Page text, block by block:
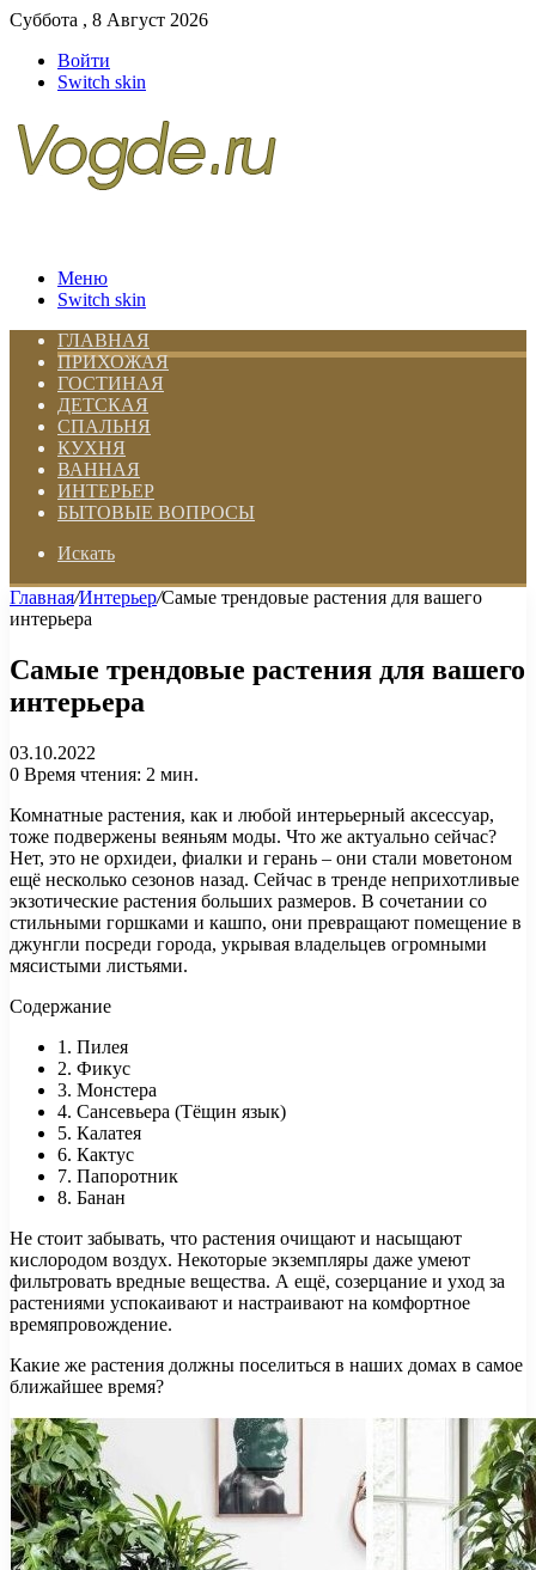
Суббота , 8 Август 2026
Войти
Switch skin
Меню
Switch skin
ГЛАВНАЯ
ПРИХОЖАЯ
ГОСТИНАЯ
ДЕТСКАЯ
СПАЛЬНЯ
КУХНЯ
ВАННАЯ
ИНТЕРЬЕР
БЫТОВЫЕ ВОПРОСЫ
Искать
Главная/Интерьер/Самые трендовые растения для вашего
интерьера
Самые трендовые растения для вашего
интерьера
03.10.2022
0 Время чтения: 2 мин.
Комнатные растения, как и любой интерьерный аксессуар,
тоже подвержены веяньям моды. Что же актуально сейчас?
Нет, это не орхидеи, фиалки и герань – они стали моветоном
ещё несколько сезонов назад. Сейчас в тренде неприхотливые
экзотические растения больших размеров. В сочетании со
стильными горшками и кашпо, они превращают помещение в
джунгли посреди города, укрывая владельцев огромными
мясистыми листьями.
Содержание
1. Пилея
2. Фикус
3. Монстера
4. Сансевьера (Тёщин язык)
5. Калатея
6. Кактус
7. Папоротник
8. Банан
Не стоит забывать, что растения очищают и насыщают
кислородом воздух. Некоторые экземпляры даже умеют
фильтровать вредные вещества. А ещё, созерцание и уход за
растениями успокаивают и настраивают на комфортное
времяпровождение.
Какие же растения должны поселиться в наших домах в самое
ближайшее время?